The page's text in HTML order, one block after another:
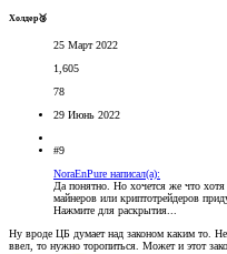
Холдер🥉
25 Март 2022
1,605
78
29 Июнь 2022
#9
NoraEnPure написал(а):
Да понятно. Но хочется же что
майнеров или криптотрейдеров
Нажмите для раскрытия...
Ну вроде ЦБ думает над законом каким то.
ввел, то нужно торопиться. Может и этот